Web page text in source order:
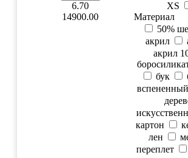
6.70
14900.00
XS
Материал
50%
акрил
акрил
бук
картон
лен
переплет